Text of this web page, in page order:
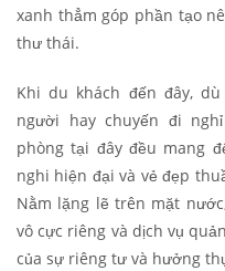
xanh thẳm góp phần tạo
thư thái.
Khi du khách đến đây,
người hay chuyến đi
phòng tại đây đều mang
nghi hiện đại và vẻ đẹp
Nằm lặng lẽ trên mặt
vô cực riêng và dịch vụ
của sự riêng tư và hưởng